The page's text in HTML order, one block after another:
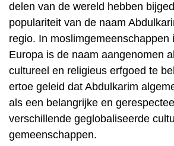
delen van de wereld hebben
populariteit van de naam
regio. In moslimgemeenschappen
Europa is de naam aangenomen
cultureel en religieus erfgoed te
ertoe geleid dat Abdulkarim
als een belangrijke en
verschillende geglobaliseerde
gemeenschappen.